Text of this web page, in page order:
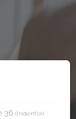
36 (Indenfor)